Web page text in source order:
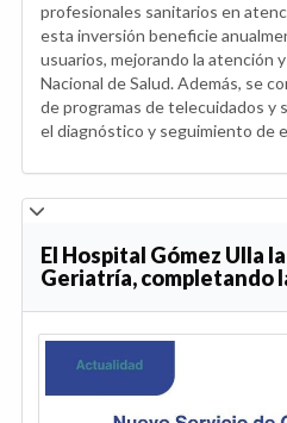
profesionales sanitarios en
esta inversión beneficie
usuarios, mejorando la atención
Nacional de Salud. Además, se
de programas de telecuidados y
el diagnóstico y seguimiento de
El Hospital Gómez Ulla
Geriatría, completando